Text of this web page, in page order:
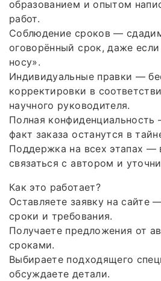
образованием и опытом
работ.
Соблюдение сроков —
оговорённый срок, даже
носу».
Индивидуальные правки —
корректировки в
научного руководителя.
Полная
факт заказа останутся в
Поддержка на всех этапах —
связаться с автором и
Как это работает?
Оставляете заявку на сайте
сроки и требования.
Получаете предложения от
сроками.
Выбираете подходящего
обсуждаете детали.